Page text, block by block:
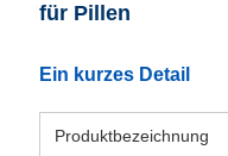
für Pillen
Ein kurzes Detail
Produktbezeichnung